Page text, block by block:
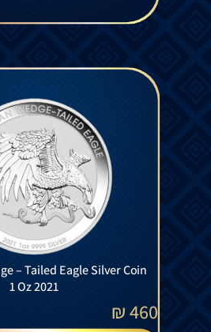
– Tailed Eagle Silver Coin
1 Oz 2021
460
₪